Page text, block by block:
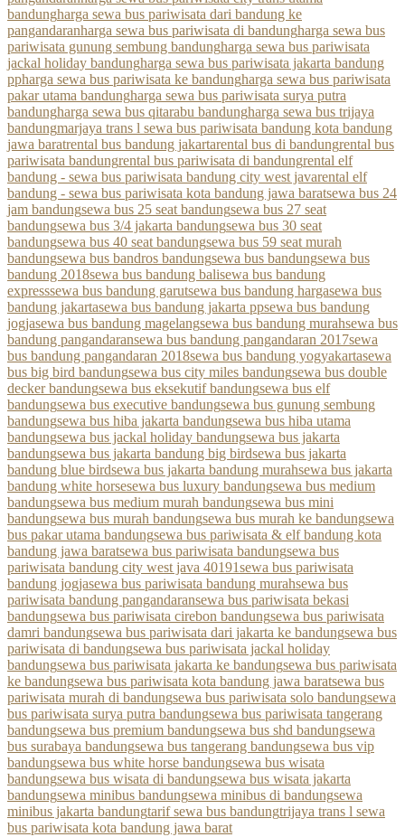
bandungharga sewa bus pariwisata dari bandung ke
pangandaranharga sewa bus pariwisata di bandungharga sewa bus
pariwisata gunung sembung bandungharga sewa bus pariwisata
jackal holiday bandungharga sewa bus pariwisata jakarta bandung
ppharga sewa bus pariwisata ke bandungharga sewa bus pariwisata
pakar utama bandungharga sewa bus pariwisata surya putra
bandungharga sewa bus qitarabu bandungharga sewa bus trijaya
bandungmarjaya trans l sewa bus pariwisata bandung kota bandung
jawa baratrental bus bandung jakartarental bus di bandungrental bus
pariwisata bandungrental bus pariwisata di bandungrental elf
bandung - sewa bus pariwisata bandung city west javarental elf
bandung - sewa bus pariwisata kota bandung jawa baratsewa bus 24
jam bandungsewa bus 25 seat bandungsewa bus 27 seat
bandungsewa bus 3/4 jakarta bandungsewa bus 30 seat
bandungsewa bus 40 seat bandungsewa bus 59 seat murah
bandungsewa bus bandros bandungsewa bus bandungsewa bus
bandung 2018sewa bus bandung balisewa bus bandung
expresssewa bus bandung garutsewa bus bandung hargasewa bus
bandung jakartasewa bus bandung jakarta ppsewa bus bandung
jogjasewa bus bandung magelangsewa bus bandung murahsewa bus
bandung pangandaransewa bus bandung pangandaran 2017sewa
bus bandung pangandaran 2018sewa bus bandung yogyakartasewa
bus big bird bandungsewa bus city miles bandungsewa bus double
decker bandungsewa bus eksekutif bandungsewa bus elf
bandungsewa bus executive bandungsewa bus gunung sembung
bandungsewa bus hiba jakarta bandungsewa bus hiba utama
bandungsewa bus jackal holiday bandungsewa bus jakarta
bandungsewa bus jakarta bandung big birdsewa bus jakarta
bandung blue birdsewa bus jakarta bandung murahsewa bus jakarta
bandung white horsesewa bus luxury bandungsewa bus medium
bandungsewa bus medium murah bandungsewa bus mini
bandungsewa bus murah bandungsewa bus murah ke bandungsewa
bus pakar utama bandungsewa bus pariwisata & elf bandung kota
bandung jawa baratsewa bus pariwisata bandungsewa bus
pariwisata bandung city west java 40191sewa bus pariwisata
bandung jogjasewa bus pariwisata bandung murahsewa bus
pariwisata bandung pangandaransewa bus pariwisata bekasi
bandungsewa bus pariwisata cirebon bandungsewa bus pariwisata
damri bandungsewa bus pariwisata dari jakarta ke bandungsewa bus
pariwisata di bandungsewa bus pariwisata jackal holiday
bandungsewa bus pariwisata jakarta ke bandungsewa bus pariwisata
ke bandungsewa bus pariwisata kota bandung jawa baratsewa bus
pariwisata murah di bandungsewa bus pariwisata solo bandungsewa
bus pariwisata surya putra bandungsewa bus pariwisata tangerang
bandungsewa bus premium bandungsewa bus shd bandungsewa
bus surabaya bandungsewa bus tangerang bandungsewa bus vip
bandungsewa bus white horse bandungsewa bus wisata
bandungsewa bus wisata di bandungsewa bus wisata jakarta
bandungsewa minibus bandungsewa minibus di bandungsewa
minibus jakarta bandungtarif sewa bus bandungtrijaya trans l sewa
bus pariwisata kota bandung jawa barat